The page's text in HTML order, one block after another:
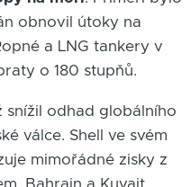
obnovil útoky na
a LNG tankery v
o 180 stupňů.
snížil odhad globálního
válce. Shell ve svém
mimořádné zisky z
Bahrajn a Kuvajt